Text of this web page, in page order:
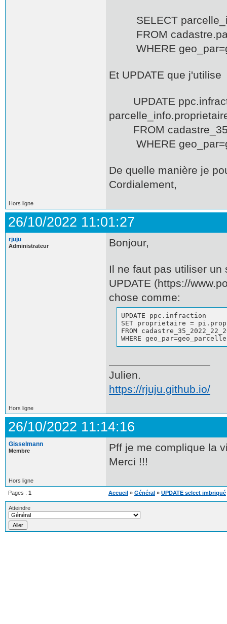
SELECT
FROM
WHERE
Et UPDATE que j'utilise
UPDATE
FROM
WHERE
De quelle manière je
Cordialement,
Hors ligne
26/10/2022 11:01:27
rjuju
Administrateur Bonjour,
Il ne faut pas utiliser
UPDATE (https://
chose comme:
UPDATE ppc.infraction
SET proprietaire =
FROM
WHERE geo_par=geo_parcelle
Julien.
https://rjuju.github.io/
Hors ligne
26/10/2022 11:14:16
Gisselmann
Membre
Pff je me complique la
Merci !!!
Hors ligne
Pages : 1 Accueil » Général » UPDATE select imbriqué
Atteindre